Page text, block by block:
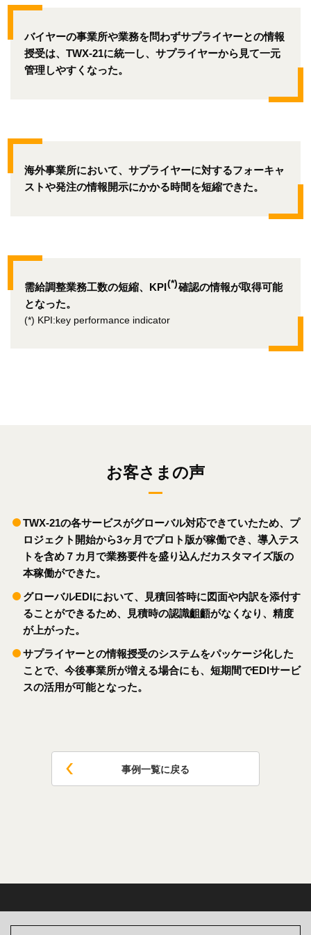
バイヤーの事業所や業務を問わずサプライヤーとの情報
授受は、TWX-21に統一し、サプライヤーから見て一元
管理しやすくなった。
海外事業所において、サプライヤーに対するフォーキャ
ストや発注の情報開示にかかる時間を短縮できた。
需給調整業務工数の短縮、KPI(*)確認の情報が取得可能
となった。
(*) KPI:key performance indicator
お客さまの声
TWX-21の各サービスがグローバル対応できていたため、プ
ロジェクト開始から3ヶ月でプロト版が稼働でき、導入テス
トを含め７カ月で業務要件を盛り込んだカスタマイズ版の
本稼働ができた。
グローバルEDIにおいて、見積回答時に図面や内訳を添付す
ることができるため、見積時の認識齟齬がなくなり、精度
が上がった。
サプライヤーとの情報授受のシステムをパッケージ化した
ことで、今後事業所が増える場合にも、短期間でEDIサービ
スの活用が可能となった。
事例一覧に戻る